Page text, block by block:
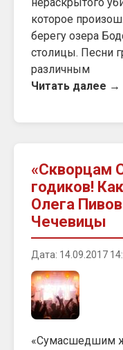
которое
берегу озера
столицы. Песни
различным
Читать далее →
«Скворцам
годиков!
Олега
Чечевицы
Дата: 14.09.2017
«Сумасшедшим